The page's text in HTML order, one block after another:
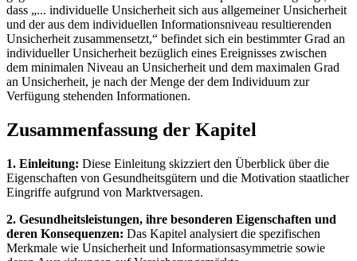
dass „... individuelle Unsicherheit sich aus allgemeiner Unsicherheit
und der aus dem individuellen Informationsniveau resultierenden
Unsicherheit zusammensetzt,“ befindet sich ein bestimmter Grad an
individueller Unsicherheit bezüglich eines Ereignisses zwischen
dem minimalen Niveau an Unsicherheit und dem maximalen Grad
an Unsicherheit, je nach der Menge der dem Individuum zur
Verfügung stehenden Informationen.
Zusammenfassung der Kapitel
1. Einleitung: Diese Einleitung skizziert den Überblick über die
Eigenschaften von Gesundheitsgütern und die Motivation staatlicher
Eingriffe aufgrund von Marktversagen.
2. Gesundheitsleistungen, ihre besonderen Eigenschaften und
deren Konsequenzen: Das Kapitel analysiert die spezifischen
Merkmale wie Unsicherheit und Informationsasymmetrie sowie